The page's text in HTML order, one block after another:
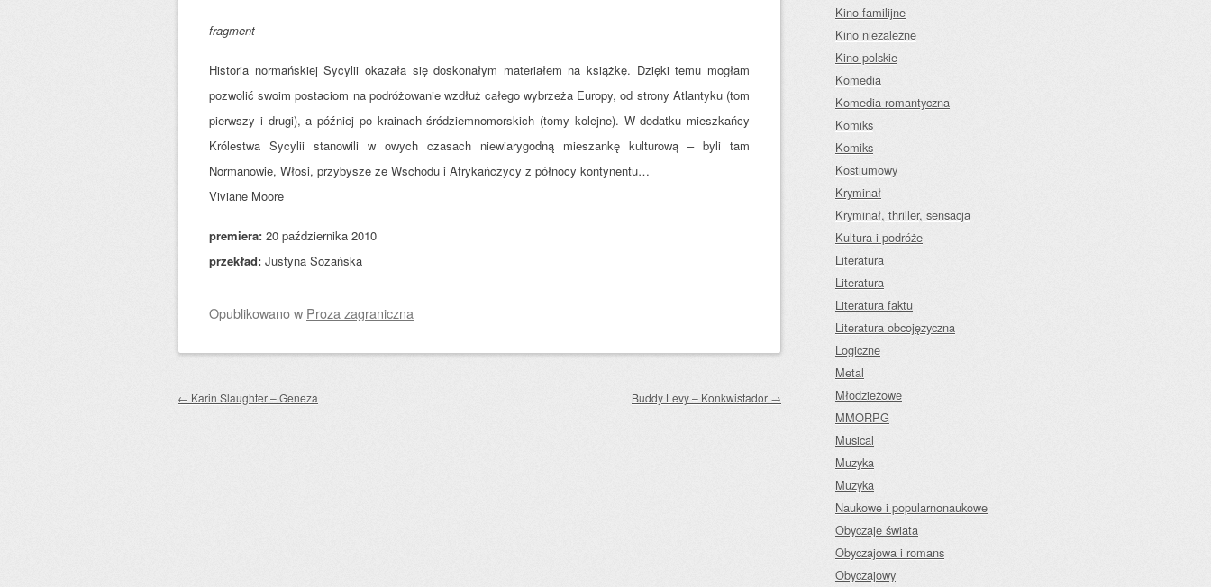
fragment
Historia normańskiej Sycylii okazała się doskonałym materiałem na książkę. Dzięki temu mogłam
pozwolić swoim postaciom na podróżowanie wzdłuż całego wybrzeża Europy, od strony Atlantyku (tom
pierwszy i drugi), a później po krainach śródziemnomorskich (tomy kolejne). W dodatku mieszkańcy
Królestwa Sycylii stanowili w owych czasach niewiarygodną mieszankę kulturową – byli tam
Normanowie, Włosi, przybysze ze Wschodu i Afrykańczycy z północy kontynentu…
Viviane Moore
premiera: 20 października 2010
przekład: Justyna Sozańska
Opublikowanow Proza zagraniczna
Zobacz wpisy
← Karin Slaughter – Geneza Buddy Levy – Konkwistador →
Kino familijne
Kino niezależne
Kino polskie
Komedia
Komedia romantyczna
Komiks
Komiks
Kostiumowy
Kryminał
Kryminał, thriller, sensacja
Kultura i podróże
Literatura
Literatura
Literatura faktu
Literatura obcojęzyczna
Logiczne
Metal
Młodzieżowe
MMORPG
Musical
Muzyka
Muzyka
Naukowe i popularnonaukowe
Obyczaje świata
Obyczajowa i romans
Obyczajowy